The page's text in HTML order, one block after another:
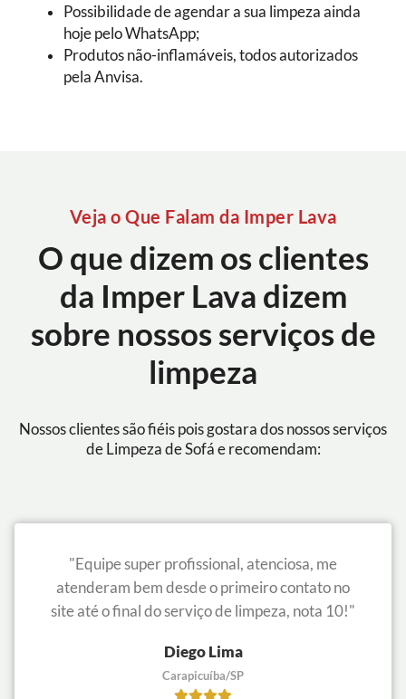
Possibilidade de agendar a sua limpeza ainda
hoje pelo WhatsApp;
Produtos não-inflamáveis, todos autorizados
pela Anvisa.
Veja o Que Falam da Imper Lava
O que dizem os clientes
da Imper Lava dizem
sobre nossos serviços de
limpeza
Nossos clientes são fiéis pois gostara dos nossos serviços
de Limpeza de Sofá e recomendam:
"Equipe super profissional, atenciosa, me
atenderam bem desde o primeiro contato no
site até o final do serviço de limpeza, nota 10!"
Diego Lima
Carapicuíba/SP